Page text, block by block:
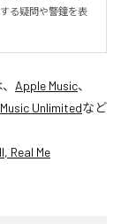
る疑問や警鐘を表
Apple Music、
Unlimitedなど
Real Me